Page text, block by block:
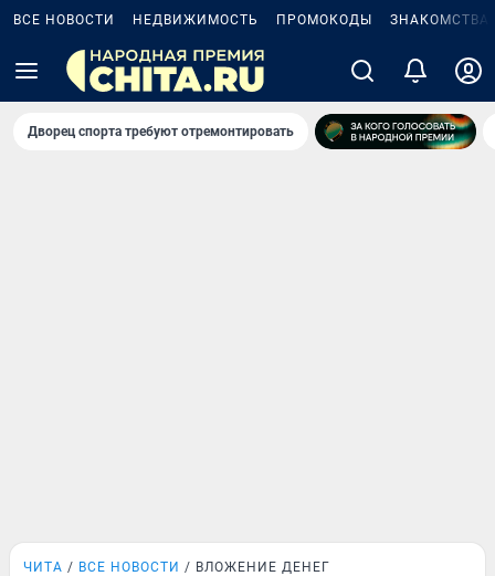
ВСЕ НОВОСТИ НЕДВИЖИМОСТЬ ПРОМОКОДЫ ЗНАКОМСТВА
Дворец спорта требуют отремонтировать
ЧИТА ВСЕ НОВОСТИ ВЛОЖЕНИЕ ДЕНЕГ